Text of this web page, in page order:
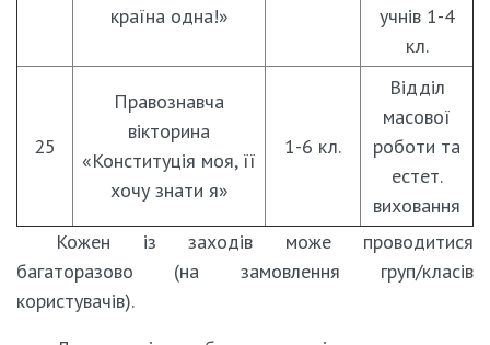
країна одна!»
учнів 1-4
кл.
25
Правознавча
вікторина
«Конституція моя, її
хочу знати я»
1-6 кл.
Відділ
масової
роботи та
естет.
виховання
Кожен із заходів може проводитися
багаторазово (на замовлення груп/класів
користувачів).